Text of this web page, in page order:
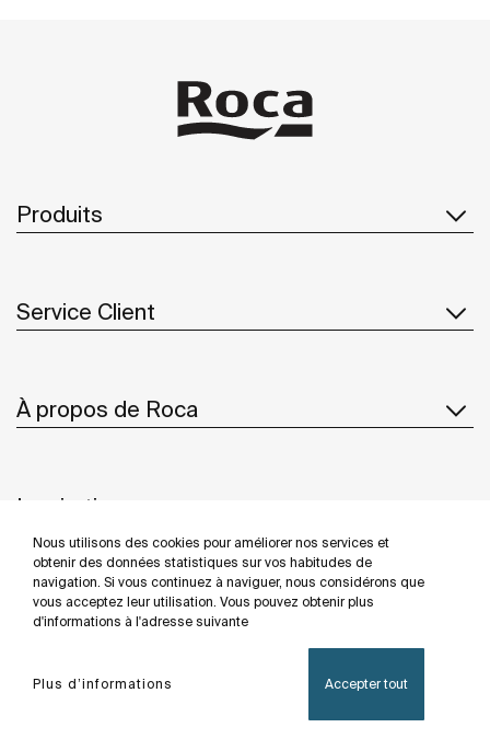
Nous utilisons des cookies pour améliorer nos services et
obtenir des données statistiques sur vos habitudes de
navigation. Si vous continuez à naviguer, nous considérons que
vous acceptez leur utilisation. Vous pouvez obtenir plus
d'informations à l'adresse suivante
Plus d’informations Accepter tout
Produits
Service Client
À propos de Roca
Inspiration
Suivez-nous
Politique De Confidentialité
Mentions Légales